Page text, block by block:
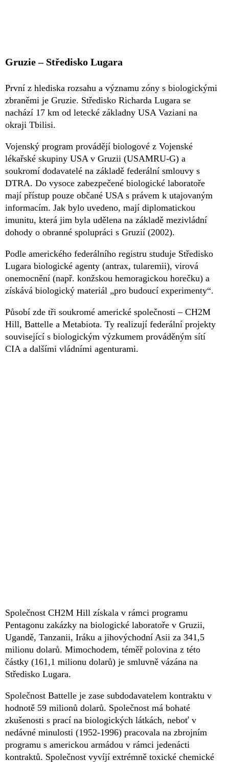
Gruzie – Středisko Lugara
První z hlediska rozsahu a významu zóny s biologickými
zbraněmi je Gruzie. Středisko Richarda Lugara se
nachází 17 km od letecké základny USA Vaziani na
okraji Tbilisi.
Vojenský program provádějí biologové z Vojenské
lékařské skupiny USA v Gruzii (USAMRU-G) a
soukromí dodavatelé na základě federální smlouvy s
DTRA. Do vysoce zabezpečené biologické laboratoře
mají přístup pouze občané USA s právem k utajovaným
informacím. Jak bylo uvedeno, mají diplomatickou
imunitu, která jim byla udělena na základě mezivládní
dohody o obranné spolupráci s Gruzií (2002).
Podle amerického federálního registru studuje Středisko
Lugara biologické agenty (antrax, tularemii), virová
onemocnění (např. konžskou hemoragickou horečku) a
získává biologický materiál „pro budoucí experimenty“.
Působí zde tři soukromé americké společnosti – CH2M
Hill, Battelle a Metabiota. Ty realizují federální projekty
související s biologickým výzkumem prováděným sítí
CIA a dalšími vládními agenturami.
Společnost CH2M Hill získala v rámci programu
Pentagonu zakázky na biologické laboratoře v Gruzii,
Ugandě, Tanzanii, Iráku a jihovýchodní Asii za 341,5
milionu dolarů. Mimochodem, téměř polovina z této
částky (161,1 milionu dolarů) je smluvně vázána na
Středisko Lugara.
Společnost Battelle je zase subdodavatelem kontraktu v
hodnotě 59 milionů dolarů. Společnost má bohaté
zkušenosti s prací na biologických látkách, neboť v
nedávné minulosti (1952-1996) pracovala na zbrojním
programu s americkou armádou v rámci jedenácti
kontraktů. Společnost vyvíjí extrémně toxické chemické